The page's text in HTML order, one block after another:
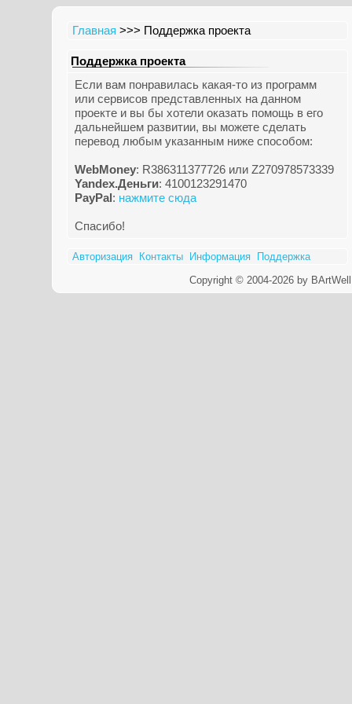
Главная >>> Поддержка проекта
Поддержка проекта
Если вам понравилась какая-то из программ
или сервисов представленных на данном
проекте и вы бы хотели оказать помощь в его
дальнейшем развитии, вы можете сделать
перевод любым указанным ниже способом:
WebMoney: R386311377726 или Z270978573339
Yandex.Деньги: 4100123291470
PayPal: нажмите сюда
Спасибо!
Авторизация Контакты Информация
Поддержка
Copyright © 2004-2026 by BArtWell